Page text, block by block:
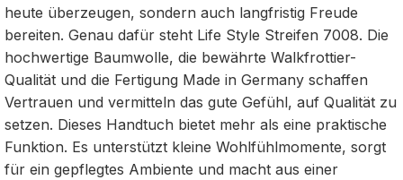
heute überzeugen, sondern auch langfristig Freude
bereiten. Genau dafür steht Life Style Streifen 7008. Die
hochwertige Baumwolle, die bewährte Walkfrottier-
Qualität und die Fertigung Made in Germany schaffen
Vertrauen und vermitteln das gute Gefühl, auf Qualität zu
setzen. Dieses Handtuch bietet mehr als eine praktische
Funktion. Es unterstützt kleine Wohlfühlmomente, sorgt
für ein gepflegtes Ambiente und macht aus einer